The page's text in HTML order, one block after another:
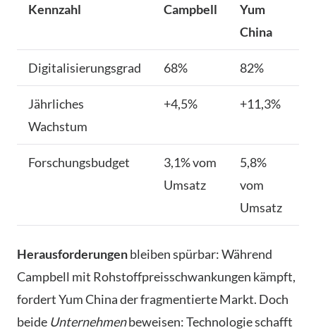
Kennzahl Campbell
Yum
China
Digitalisierungsgrad 68% 82%
Jährliches
Wachstum
+4,5% +11,3%
Forschungsbudget
3,1% vom
Umsatz
5,8%
vom
Umsatz
Herausforderungenbleiben spürbar: Während
Campbell mit Rohstoffpreisschwankungen kämpft,
fordert Yum China der fragmentierte Markt. Doch
beide Unternehmenbeweisen: Technologie schafft